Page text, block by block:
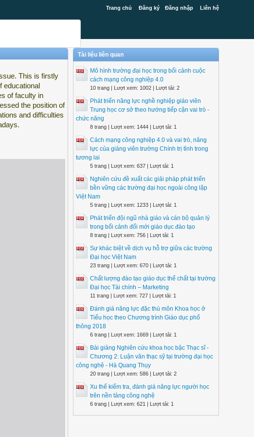
Trang chủ Đăng ký Đăng nhập Liên hệ
This is firstly
educational
of faculty in
the position of
and difficulties
Tài liệu liên quan
Mô hình trường đại học trong bối cảnh cuộc
cách mạng công nghiệp 4.0
10 trang | Lượt xem: 1002 | Lượt tải: 2
Phát triển năng lực nghề nghiệp giáo viên
Trung học cơ sở theo hướng tiếp cận vai trò -
chức năng
8 trang | Lượt xem: 1444 | Lượt tải: 1
Cách mạng công nghiệp 4.0 và vai trò, năng
lực của giảng viên trường Chính trị tỉnh trong
tương lai
5 trang | Lượt xem: 637 | Lượt tải: 1
Nghiên cứu đề xuất các giải pháp phát triển
bền vững các trường đại học ngoài công lập
Việt Nam
5 trang | Lượt xem: 1233 | Lượt tải: 1
Phát triển đội ngũ nhà giáo và cán bộ quản lý
trong bối cảnh đổi mới giáo dục đào tạo
8 trang | Lượt xem: 756 | Lượt tải: 1
Sự khác biệt về dịch vụ hỗ trợ giữa các trường
Đại học Việt Nam
23 trang | Lượt xem: 670 | Lượt tải: 1
Chất lượng đào tạo giáo dục thể chất tại trường
Đại học Tài chính – Marketing
11 trang | Lượt xem: 727 | Lượt tải: 1
Đánh giá năng lực đặc thù môn Khoa học ở
Tiểu học theo Chương trình Giáo dục phổ
thông 2018
6 trang | Lượt xem: 1669 | Lượt tải: 1
Bài giảng Nghiên cứu khoa học bậc Thạc sĩ -
Chương 2: Luận văn thạc sỹ tại trường đại học
công nghệ - Hà Quang Thụy
20 trang | Lượt xem: 586 | Lượt tải: 2
Xu thế kiểm tra, đánh giá năng lực người học
trên nền tảng công nghệ
6 trang | Lượt xem: 621 | Lượt tải: 1